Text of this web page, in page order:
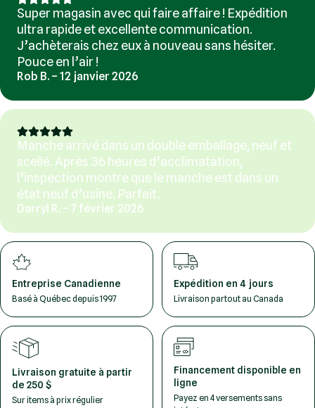
Super magasin avec qui faire affaire ! Expédition
ultra rapide et excellente communication.
J’achèterais chez eux à nouveau sans hésiter.
Pouce en l’air !
Rob B. – 12 janvier 2026
Manche arrivé dans un double emballage, neuf et
scellé. Après 36 heures d’acclimatation,
l’inspection montre que le manche est dans un
état neuf d’usine. Parfait.
Darryl R. – 7 février 2026
Entreprise Canadienne
Basé à Québec depuis 1997
Expédition en 4 jours
Livraison partout au Canada
Livraison gratuite à partir
de 250 $
Sur items à prix régulier
Financement disponible en
ligne
Payez en 4 versements sans